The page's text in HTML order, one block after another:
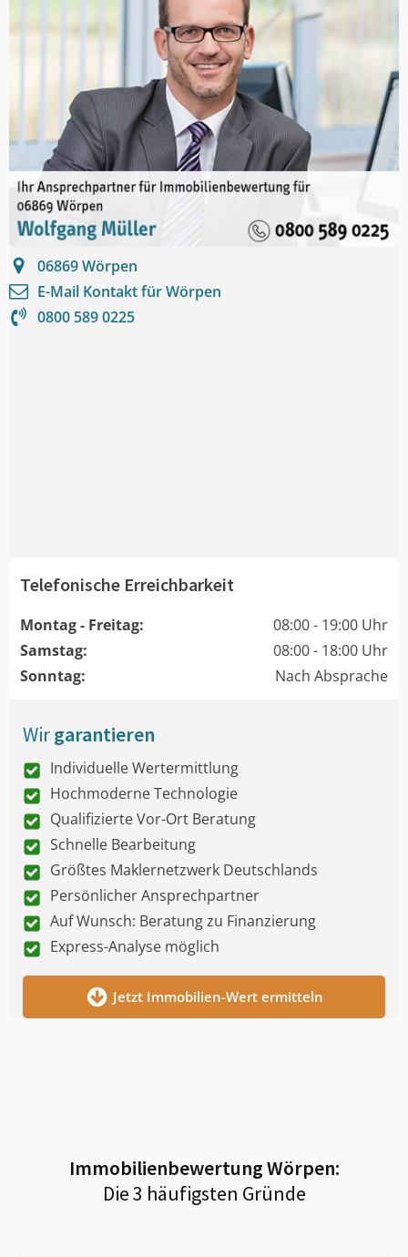
06869Wörpen
E-Mail Kontakt fürWörpen
0800 589 0225
Telefonische Erreichbarkeit
Montag - Freitag:
08:00 - 19:00 Uhr
Samstag:
08:00 - 18:00 Uhr
Sonntag:
Nach Absprache
Wirgarantieren
Individuelle Wertermittlung
Hochmoderne Technologie
Qualifizierte Vor-Ort Beratung
Schnelle Bearbeitung
Größtes Maklernetzwerk Deutschlands
Persönlicher Ansprechpartner
Auf Wunsch: Beratung zu Finanzierung
Express-Analyse möglich
Jetzt Immobilien-Wert ermitteln
ImmobilienbewertungWörpen:
Die 3 häufigsten Gründe